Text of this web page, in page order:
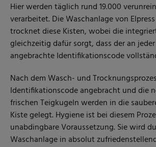
Hier werden täglich rund 19.000
verarbeitet. Die Waschanlage von
trocknet diese Kisten, wobei die
gleichzeitig dafür sorgt, dass der an
angebrachte Identifikationscode
Nach dem Wasch- und
Identifikationscode angebracht und die
frischen Teigkugeln werden in die
Kiste gelegt. Hygiene ist bei diesem
unabdingbare Voraussetzung. Sie wird
Waschanlage in absolut